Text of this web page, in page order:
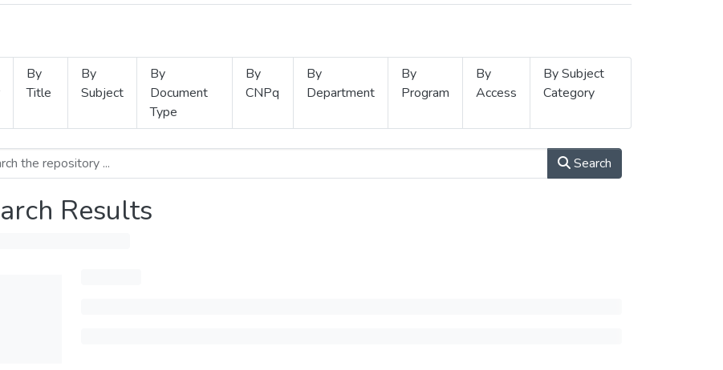
By
Title
By
Subject
By
Document
Type
By
CNPq
By
Department
By
Program
By
Access
By Subject
Category
Search
Results